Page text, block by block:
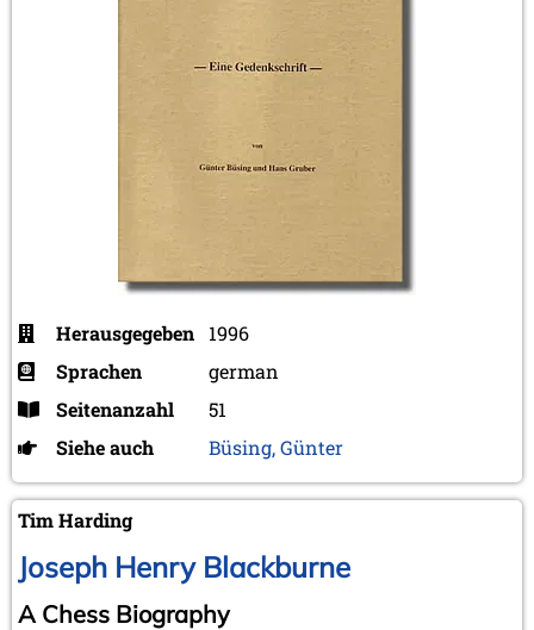
Herausgegeben
1996
Sprachen
german
Seitenanzahl
51
Siehe auch
Büsing, Günter
Tim Harding
Joseph Henry Blackburne
A Chess Biography